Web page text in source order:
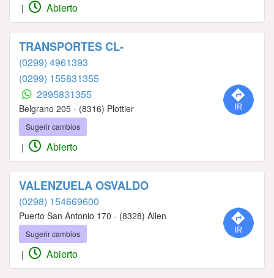
| Abierto
TRANSPORTES CL-
(0299) 4961393
(0299) 155831355
2995831355
Belgrano 205 - (8316) Plottier
Sugerir cambios
| Abierto
VALENZUELA OSVALDO
(0298) 154669600
Puerto San Antonio 170 - (8328) Allen
Sugerir cambios
| Abierto